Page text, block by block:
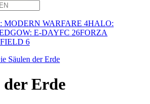
MODERN WARFARE 4HALO:
GOW: E-DAYFC 26FORZA
6
Säulen der Erde
der Erde